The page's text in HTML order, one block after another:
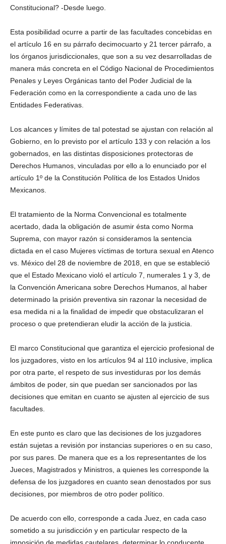
Telegram
Constitucional? -Desde luego.
Esta posibilidad ocurre a partir de las facultades concebidas en
el artículo 16 en su párrafo decimocuarto y 21 tercer párrafo, a
los órganos jurisdiccionales, que son a su vez desarrolladas de
manera más concreta en el Código Nacional de Procedimientos
Penales y Leyes Orgánicas tanto del Poder Judicial de la
Federación como en la correspondiente a cada uno de las
Entidades Federativas.
Los alcances y límites de tal potestad se ajustan con relación al
Gobierno, en lo previsto por el artículo 133 y con relación a los
gobernados, en las distintas disposiciones protectoras de
Derechos Humanos, vinculadas por ello a lo enunciado por el
artículo 1º de la Constitución Política de los Estados Unidos
Mexicanos.
El tratamiento de la Norma Convencional es totalmente
acertado, dada la obligación de asumir ésta como Norma
Suprema, con mayor razón si consideramos la sentencia
dictada en el caso Mujeres víctimas de tortura sexual en Atenco
vs. México del 28 de noviembre de 2018, en que se estableció
que el Estado Mexicano violó el artículo 7, numerales 1 y 3, de
la Convención Americana sobre Derechos Humanos, al haber
determinado la prisión preventiva sin razonar la necesidad de
esa medida ni a la finalidad de impedir que obstaculizaran el
proceso o que pretendieran eludir la acción de la justicia.
El marco Constitucional que garantiza el ejercicio profesional de
los juzgadores, visto en los artículos 94 al 110 inclusive, implica
por otra parte, el respeto de sus investiduras por los demás
ámbitos de poder, sin que puedan ser sancionados por las
decisiones que emitan en cuanto se ajusten al ejercicio de sus
facultades.
En este punto es claro que las decisiones de los juzgadores
están sujetas a revisión por instancias superiores o en su caso,
por sus pares. De manera que es a los representantes de los
Jueces, Magistrados y Ministros, a quienes les corresponde la
defensa de los juzgadores en cuanto sean denostados por sus
decisiones, por miembros de otro poder político.
De acuerdo con ello, corresponde a cada Juez, en cada caso
sometido a su jurisdicción y en particular respecto de la